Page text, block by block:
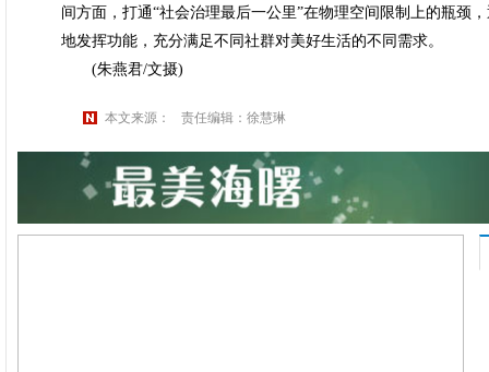
间方面，打通“社会治理最后一公里”在物理空间限制上的瓶颈
地发挥功能，充分满足不同社群对美好生活的不同需求。
(朱燕君/文摄)
本文来源： 责任编辑：徐慧琳